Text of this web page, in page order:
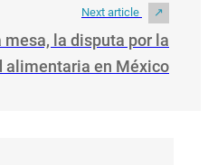
Next article
la disputa por la
alimentaria en México